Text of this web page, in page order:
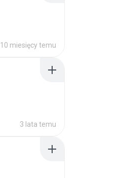
10 miesięcy temu
3 lata temu